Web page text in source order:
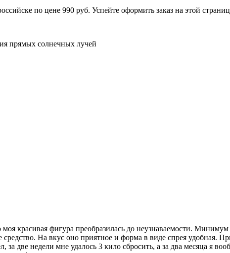
по цене 990 руб. Успейте оформить заказ на этой
прямых солнечных лучей
моя красивая фигура преобразилась до неузнаваемости.
На вкус оно приятное и форма в виде спрея удобная.
две недели мне удалось 3 кило сбросить, а за два месяца я